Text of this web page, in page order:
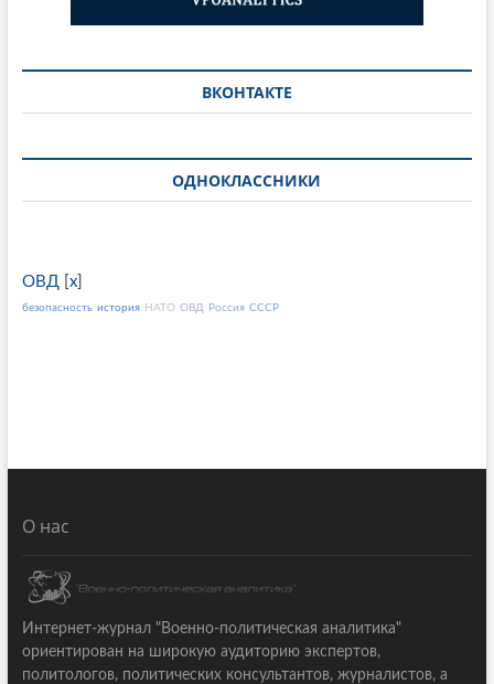
ВКОНТАКТЕ
ОДНОКЛАССНИКИ
ОВД x]
безопасность история НАТО ОВД Россия СССР
О нас
Интернет-журнал "Военно-политическая аналитика"
ориентирован на широкую аудиторию экспертов,
политологов, политических консультантов, журналистов, а